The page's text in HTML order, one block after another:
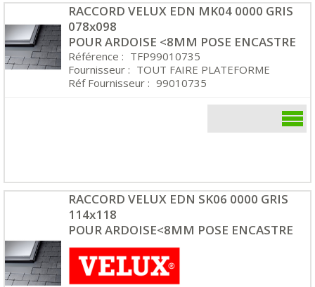
RACCORD VELUX EDN MK04 0000 GRIS
078x098
POUR ARDOISE <8MM POSE ENCASTRE
Référence : TFP99010735
Fournisseur : TOUT FAIRE PLATEFORME
Réf Fournisseur : 99010735
RACCORD VELUX EDN SK06 0000 GRIS
114x118
POUR ARDOISE<8MM POSE ENCASTRE